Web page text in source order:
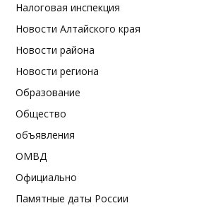
Налоговая инспекция
Новости Алтайского края
Новости района
Новости региона
Образование
Общество
объявления
ОМВД
Официально
Памятные даты России